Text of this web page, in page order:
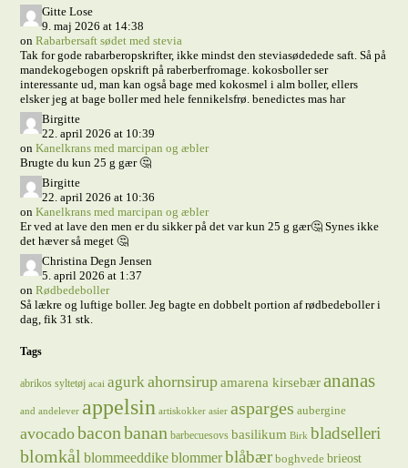
Gitte Lose
9. maj 2026 at 14:38
onRabarbersaft sødet med stevia
Tak for gode rabarberopskrifter, ikke mindst den steviasødedede saft. Så på
mandekogebogen opskrift på raberberfromage. kokosboller ser
interessante ud, man kan også bage med kokosmel i alm boller, ellers
elsker jeg at bage boller med hele fennikelsfrø. benedictes mas har
Birgitte
22. april 2026 at 10:39
onKanelkrans med marcipan og æbler
Brugte du kun 25 g gær 🤔
Birgitte
22. april 2026 at 10:36
onKanelkrans med marcipan og æbler
Er ved at lave den men er du sikker på det var kun 25 g gær🤔 Synes ikke
det hæver så meget 🤔
Christina Degn Jensen
5. april 2026 at 1:37
onRødbedeboller
Så lækre og luftige boller. Jeg bagte en dobbelt portion af rødbedeboller i
dag, fik 31 stk.
Tags
abrikos syltetøj acai agurkahornsirupamarena kirsebærananas
and andelever appelsin artiskokker asier asparges aubergine
avocadobaconbanan barbecuesovs basilikum Birk bladselleri
blomkål blommeeddikeblommerblåbær boghvede brieost